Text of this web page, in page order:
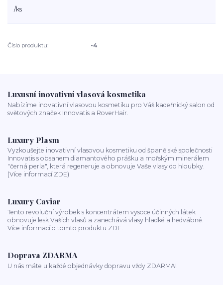
/ks
Číslo produktu: -4
Luxusní inovativní vlasová kosmetika
Nabízíme inovativní vlasovou kosmetiku pro Váš kadeřnický salon od
světových značek Innovatis a RoverHair.
Luxury Plasm
Vyzkoušejte inovativní vlasovou kosmetiku od španělské společnosti
Innovatis s obsahem diamantového prášku a mořským minerálem
"černá perla", která regeneruje a obnovuje Vaše vlasy do hloubky.
(Více informací ZDE)
Luxury Caviar
Tento revoluční výrobek s koncentrátem vysoce účinných látek
obnovuje lesk Vašich vlasů a zanechává vlasy hladké a hedvábné.
Více informací o tomto produktu ZDE.
Doprava ZDARMA
U nás máte u každé objednávky dopravu vždy ZDARMA!